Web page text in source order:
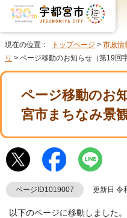
現在の位置： トップページ > 市政情
り > ページ移動のお知らせ（第19回
ページ移動のお
宮市まちなみ景観
ページID1019007 更新日 令
以下のページに移動しました